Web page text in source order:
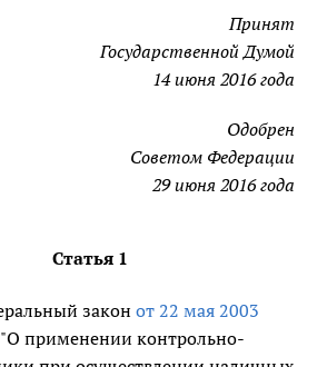
Принят
Государственной Думой
14 июня 2016 года
Одобрен
Советом Федерации
29 июня 2016 года
Статья 1
закон от 22 мая 2003
"О применении контрольно-